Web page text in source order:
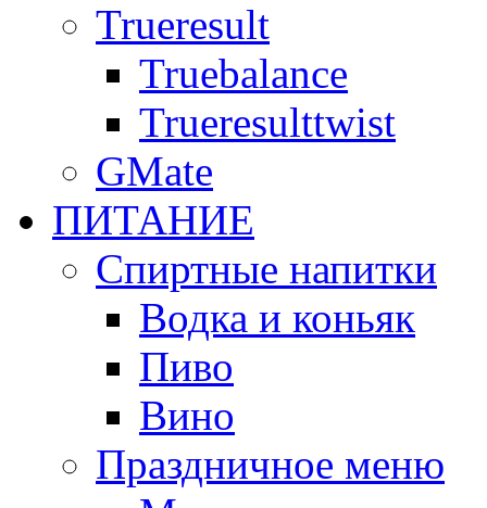
Trueresult
Truebalance
Trueresulttwist
GMate
ПИТАНИЕ
Спиртные напитки
Водка и коньяк
Пиво
Вино
Праздничное меню